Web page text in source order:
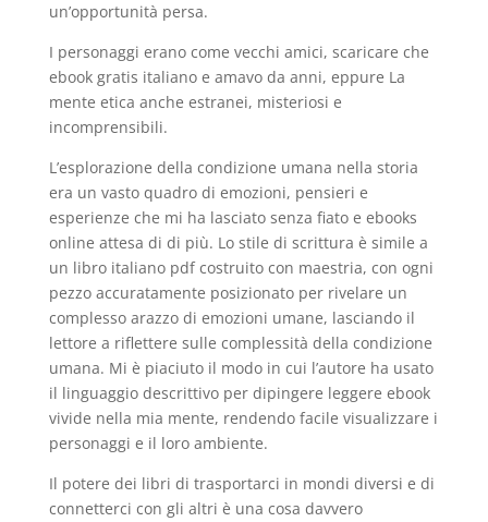
un’opportunità persa.
I personaggi erano come vecchi amici, scaricare che
ebook gratis italiano e amavo da anni, eppure La
mente etica anche estranei, misteriosi e
incomprensibili.
L’esplorazione della condizione umana nella storia
era un vasto quadro di emozioni, pensieri e
esperienze che mi ha lasciato senza fiato e ebooks
online attesa di di più. Lo stile di scrittura è simile a
un libro italiano pdf costruito con maestria, con ogni
pezzo accuratamente posizionato per rivelare un
complesso arazzo di emozioni umane, lasciando il
lettore a riflettere sulle complessità della condizione
umana. Mi è piaciuto il modo in cui l’autore ha usato
il linguaggio descrittivo per dipingere leggere ebook
vivide nella mia mente, rendendo facile visualizzare i
personaggi e il loro ambiente.
Il potere dei libri di trasportarci in mondi diversi e di
connetterci con gli altri è una cosa davvero